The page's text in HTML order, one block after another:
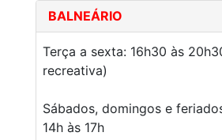
BALNEÁRIO
Terça a sexta: 16h30 às
recreativa)
Sábados, domingos e
14h às 17h